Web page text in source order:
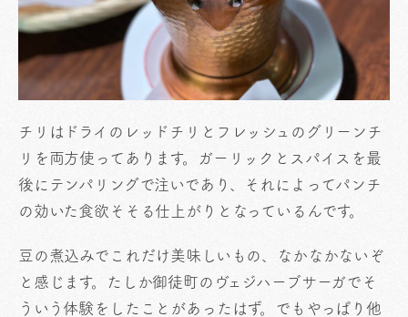
チリはドライのレッドチリとフレッシュのグリーンチ
リを両方使ってあります。ガーリックとスパイスを最
後にテンパリングで注いであり、それによってパンチ
の効いた食欲そそる仕上がりとなっているんです。
豆の煮込みでこれだけ美味しいもの、なかなかないぞ
と感じます。たしか御徒町のヴェジハーブサーガでそ
ういう体験をしたことがあったはず。でもやっぱり他